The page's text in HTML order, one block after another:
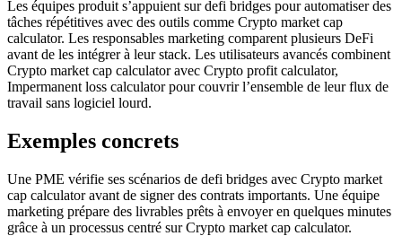
Les équipes produit s’appuient sur defi bridges pour automatiser des
tâches répétitives avec des outils comme Crypto market cap
calculator. Les responsables marketing comparent plusieurs DeFi
avant de les intégrer à leur stack. Les utilisateurs avancés combinent
Crypto market cap calculator avec Crypto profit calculator,
Impermanent loss calculator pour couvrir l’ensemble de leur flux de
travail sans logiciel lourd.
Exemples concrets
Une PME vérifie ses scénarios de defi bridges avec Crypto market
cap calculator avant de signer des contrats importants. Une équipe
marketing prépare des livrables prêts à envoyer en quelques minutes
grâce à un processus centré sur Crypto market cap calculator.